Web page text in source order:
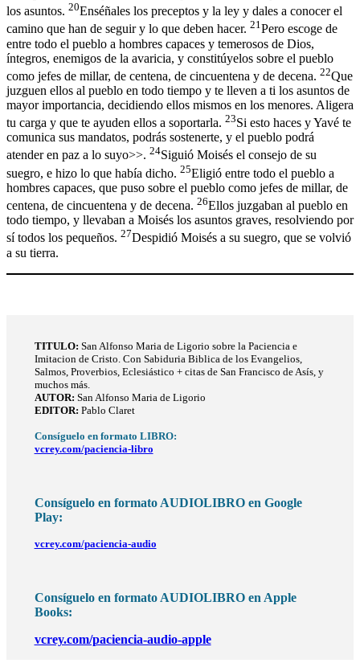
los asuntos. 20Enséñales los preceptos y la ley y dales a conocer el
camino que han de seguir y lo que deben hacer. 21Pero escoge de
entre todo el pueblo a hombres capaces y temerosos de Dios,
íntegros, enemigos de la avaricia, y constitúyelos sobre el pueblo
como jefes de millar, de centena, de cincuentena y de decena. 22Que
juzguen ellos al pueblo en todo tiempo y te lleven a ti los asuntos de
mayor importancia, decidiendo ellos mismos en los menores. Aligera
tu carga y que te ayuden ellos a soportarla. 23Si esto haces y Yavé te
comunica sus mandatos, podrás sostenerte, y el pueblo podrá
atender en paz a lo suyo>>. 24Siguió Moisés el consejo de su
suegro, e hizo lo que había dicho. 25Eligió entre todo el pueblo a
hombres capaces, que puso sobre el pueblo como jefes de millar, de
centena, de cincuentena y de decena. 26Ellos juzgaban al pueblo en
todo tiempo, y llevaban a Moisés los asuntos graves, resolviendo por
sí todos los pequeños. 27Despidió Moisés a su suegro, que se volvió
a su tierra.
TITULO: San Alfonso Maria de Ligorio sobre la Paciencia e
Imitacion de Cristo. Con Sabiduria Biblica de los Evangelios,
Salmos, Proverbios, Eclesiástico + citas de San Francisco de Asís, y
muchos más.
AUTOR: San Alfonso Maria de Ligorio
EDITOR: Pablo Claret
Consíguelo en formato LIBRO:
vcrey.com/paciencia-libro
Consíguelo en formato AUDIOLIBRO en Google
Play:
vcrey.com/paciencia-audio
Consíguelo en formato AUDIOLIBRO en Apple
Books:
vcrey.com/paciencia-audio-apple